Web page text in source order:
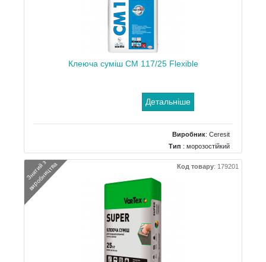
Клеюча суміш CM 117/25 Flexible
Детальніше
Виробник: Ceresit
Тип : морозостійкий
Вага: 25 кг
З
н
я
т
и
й
з
в
и
р
о
б
н
и
ц
т
в
а Код товару: 179201